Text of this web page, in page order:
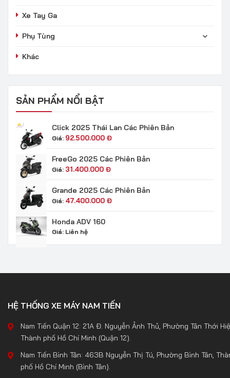
Xe Tay Ga
Phụ Tùng
Khác
SẢN PHẨM NỔI BẬT
Click 2025 Thái Lan Các Phiên Bản
Giá: 92.500.000 Đ
FreeGo 2025 Các Phiên Bản
Giá: 31.400.000 Đ
Grande 2025 Các Phiên Bản
Giá: 47.400.000 Đ
Honda ADV 160
Giá: Liên hệ
HỆ THỐNG XE MÁY NAM TIẾN
Nam Tiến Quận 12: 21A Đ. Nguyễn Ảnh Thủ, Phường Tân Thới
Thành phố Hồ Chí Minh (Quận 12).
Nam Tiến Bình Tân: 463B Nguyễn Thị Tú, Phường Bình Tân,
phố Hồ Chí Minh (Bình Tân).